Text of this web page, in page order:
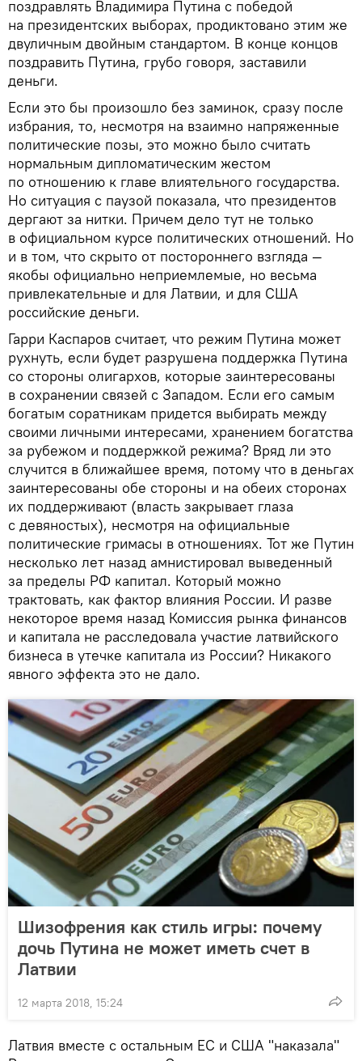
поздравлять Владимира Путина с победой
на президентских выборах, продиктовано этим же
двуличным двойным стандартом. В конце концов
поздравить Путина, грубо говоря, заставили
деньги.
Если это бы произошло без заминок, сразу после
избрания, то, несмотря на взаимно напряженные
политические позы, это можно было считать
нормальным дипломатическим жестом
по отношению к главе влиятельного государства.
Но ситуация с паузой показала, что президентов
дергают за нитки. Причем дело тут не только
в официальном курсе политических отношений. Но
и в том, что скрыто от постороннего взгляда —
якобы официально неприемлемые, но весьма
привлекательные и для Латвии, и для США
российские деньги.
Гарри Каспаров считает, что режим Путина может
рухнуть, если будет разрушена поддержка Путина
со стороны олигархов, которые заинтересованы
в сохранении связей с Западом. Если его самым
богатым соратникам придется выбирать между
своими личными интересами, хранением богатства
за рубежом и поддержкой режима? Вряд ли это
случится в ближайшее время, потому что в деньгах
заинтересованы обе стороны и на обеих сторонах
их поддерживают (власть закрывает глаза
с девяностых), несмотря на официальные
политические гримасы в отношениях. Тот же Путин
несколько лет назад амнистировал выведенный
за пределы РФ капитал. Который можно
трактовать, как фактор влияния России. И разве
некоторое время назад Комиссия рынка финансов
и капитала не расследовала участие латвийского
бизнеса в утечке капитала из России? Никакого
явного эффекта это не дало.
Шизофрения как стиль игры: почему
дочь Путина не может иметь счет в
Латвии
12 марта 2018, 15:24
Латвия вместе с остальным ЕС и США "наказала"